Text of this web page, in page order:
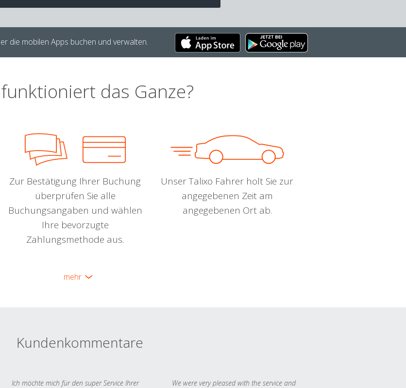
die mobilen Apps buchen und verwalten.
das Ganze?
Zur Bestätigung Ihrer Buchung
überprüfen Sie alle
Buchungsangaben und wählen
Ihre bevorzugte
Zahlungsmethode aus.
Unser Talixo Fahrer holt Sie zur
angegebenen Zeit am
angegebenen Ort ab.
mehr
Kundenkommentare
Ich möchte mich für den super Service Ihrer
We were very pleased with the service and